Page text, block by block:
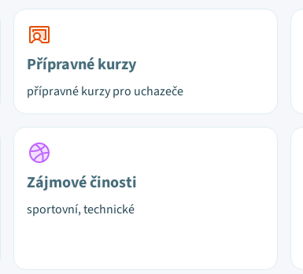
Přípravné kurzy
přípravné kurzy pro uchazeče
Zájmové činosti
sportovní, technické